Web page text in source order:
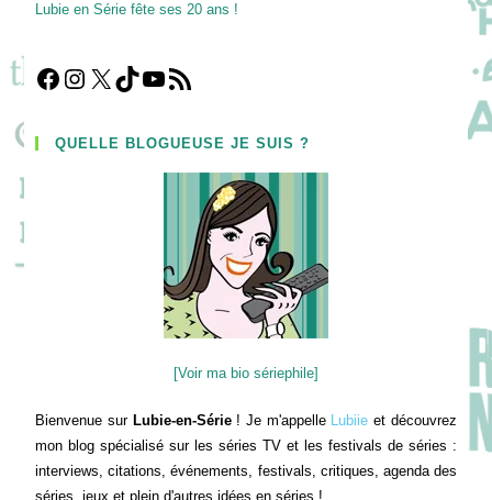
Lubie en Série fête ses 20 ans !
Facebook
Instagram
X TikTokYouTube
Flux RSS
QUELLE BLOGUEUSE JE SUIS ?
[Voir ma bio sériephile]
Bienvenue sur Lubie-en-Série! Je m'appelle Lubiie et découvrez
mon blog spécialisé sur les séries TV et les festivals de séries :
interviews, citations, événements, festivals, critiques, agenda des
séries, jeux et plein d'autres idées en séries !